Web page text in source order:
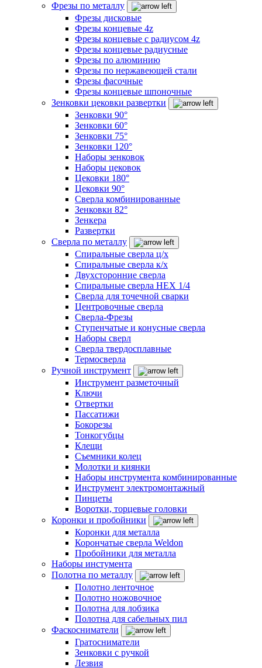
Фрезы по металлу
Фрезы дисковые
Фрезы концевые 4z
Фрезы концевые с радиусом 4z
Фрезы концевые радиусные
Фрезы по алюминию
Фрезы по нержавеющей стали
Фрезы фасочные
Фрезы концевые шпоночные
Зенковки цековки развертки
Зенковки 90°
Зенковки 60°
Зенковки 75°
Зенковки 120°
Наборы зенковок
Наборы цековок
Цековки 180°
Цековки 90°
Сверла комбинированные
Зенковки 82°
Зенкера
Развертки
Сверла по металлу
Спиральные сверла ц/х
Спиральные сверла к/х
Двухсторонние сверла
Спиральные сверла HEX 1/4
Сверла для точечной сварки
Центровочные сверла
Сверла-Фрезы
Ступенчатые и конусные сверла
Наборы сверл
Сверла твердосплавные
Термосверла
Ручной инструмент
Инструмент разметочный
Ключи
Отвертки
Пассатижи
Бокорезы
Тонкогубцы
Клещи
Съемники колец
Молотки и киянки
Наборы инструмента комбинированные
Инструмент электромонтажный
Пинцеты
Воротки, торцевые головки
Коронки и пробойники
Коронки для металла
Корончатые сверла Weldon
Пробойники для металла
Наборы инстумента
Полотна по металлу
Полотно ленточное
Полотно ножовочное
Полотна для лобзика
Полотна для сабельных пил
Фаскосниматели
Гратосниматели
Зенковки с ручкой
Лезвия